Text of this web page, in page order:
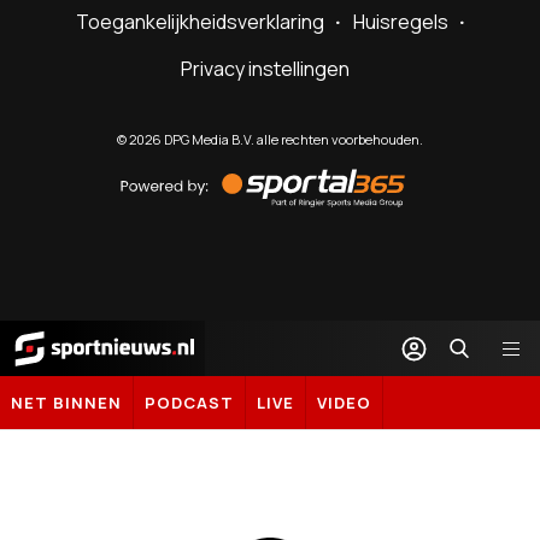
Toegankelijkheidsverklaring
Huisregels
Privacy instellingen
©2026 DPG Media B.V. alle rechten voorbehouden.
by
Sportal365
Sportnieuws.nl
NET BINNEN PODCAST LIVE VIDEO